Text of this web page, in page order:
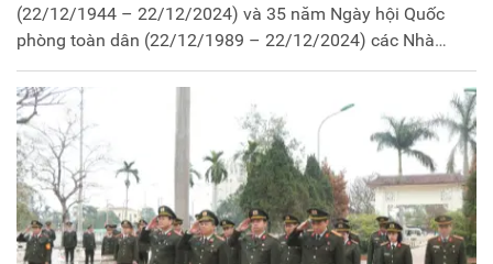
(22/12/1944 – 22/12/2024) và 35 năm Ngày hội Quốc
phòng toàn dân (22/12/1989 – 22/12/2024) các Nhà
trường, đơn vị quân đội